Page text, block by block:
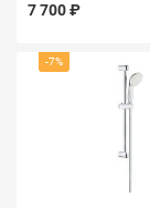
7 700 ₽
-7%